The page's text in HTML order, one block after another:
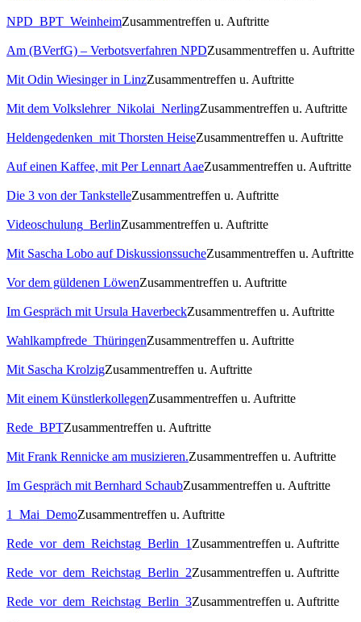
NPD_BPT_WeinheimZusammentreffen u. Auftritte
Am (BVerfG) – Verbotsverfahren NPDZusammentreffen u. Auftritte
Mit Odin Wiesinger in LinzZusammentreffen u. Auftritte
Mit dem Volkslehrer_Nikolai_NerlingZusammentreffen u. Auftritte
Heldengedenken_mit Thorsten HeiseZusammentreffen u. Auftritte
Auf einen Kaffee, mit Per Lennart AaeZusammentreffen u. Auftritte
Die 3 von der TankstelleZusammentreffen u. Auftritte
Videoschulung_BerlinZusammentreffen u. Auftritte
Mit Sascha Lobo auf DiskussionssucheZusammentreffen u. Auftritte
Vor dem güldenen LöwenZusammentreffen u. Auftritte
Im Gespräch mit Ursula HaverbeckZusammentreffen u. Auftritte
Wahlkampfrede_ThüringenZusammentreffen u. Auftritte
Mit Sascha KrolzigZusammentreffen u. Auftritte
Mit einem KünstlerkollegenZusammentreffen u. Auftritte
Rede_BPTZusammentreffen u. Auftritte
Mit Frank Rennicke am musizieren.Zusammentreffen u. Auftritte
Im Gespräch mit Bernhard SchaubZusammentreffen u. Auftritte
1_Mai_DemoZusammentreffen u. Auftritte
Rede_vor_dem_Reichstag_Berlin_1 Zusammentreffen u. Auftritte
Rede_vor_dem_Reichstag_Berlin_2Zusammentreffen u. Auftritte
Rede_vor_dem_Reichstag_Berlin_3Zusammentreffen u. Auftritte